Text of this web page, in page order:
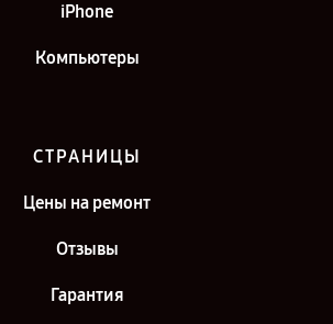
iPhone
Компьютеры
СТРАНИЦЫ
Цены на ремонт
Отзывы
Гарантия